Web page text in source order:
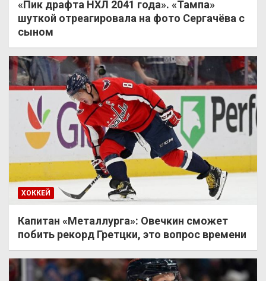
«Пик драфта НХЛ 2041 года». «Тампа»
шуткой отреагировала на фото Сергачёва с
сыном
ХОККЕЙ
Капитан «Металлурга»: Овечкин сможет
побить рекорд Гретцки, это вопрос времени